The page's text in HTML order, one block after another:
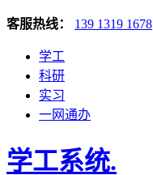
客服热线： 139 1319 1678
学工
科研
实习
一网通办
学工系统.